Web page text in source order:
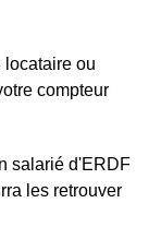
locataire ou
compteur
salarié d'ERDF
les retrouver